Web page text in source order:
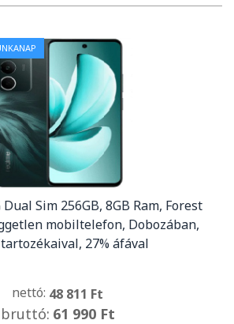
Dual Sim 256GB, 8GB Ram, Forest
mobiltelefon, Dobozában,
27% áfával
nettó: 48 811 Ft
bruttó: 61 990 Ft